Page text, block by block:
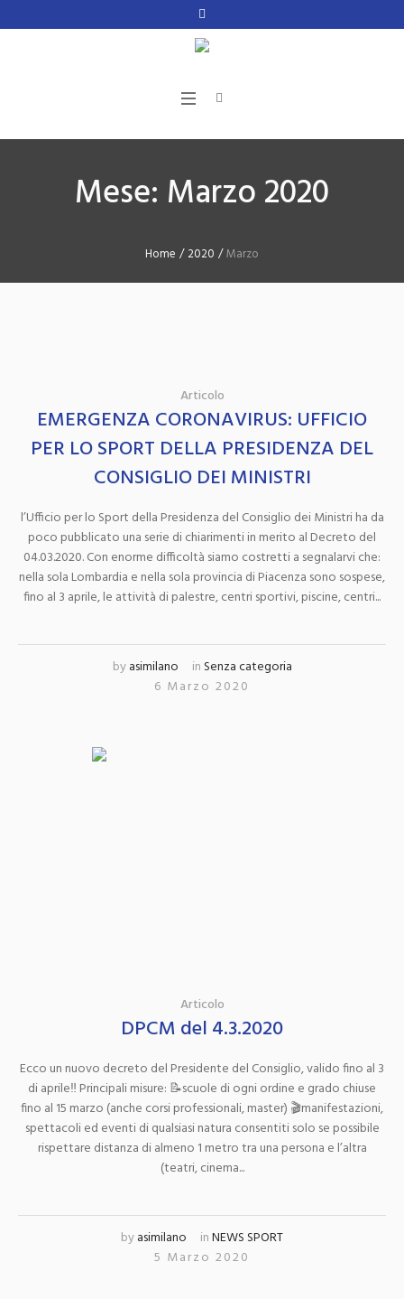
Mese: Marzo 2020
Home /2020 /Marzo
Articolo
EMERGENZA CORONAVIRUS: UFFICIO
PER LO SPORT DELLA PRESIDENZA DEL
CONSIGLIO DEI MINISTRI
l’Ufficio per lo Sport della Presidenza del Consiglio dei Ministri ha da
poco pubblicato una serie di chiarimenti in merito al Decreto del
04.03.2020. Con enorme difficoltà siamo costretti a segnalarvi che:
nella sola Lombardia e nella sola provincia di Piacenza sono sospese,
fino al 3 aprile, le attività di palestre, centri sportivi, piscine, centri...
byasimilano in Senza categoria
6 Marzo 2020
Articolo
DPCM del 4.3.2020
Ecco un nuovo decreto del Presidente del Consiglio, valido fino al 3
di aprile‼️ Principali misure: 📝scuole di ogni ordine e grado chiuse
fino al 15 marzo (anche corsi professionali, master) 🎬manifestazioni,
spettacoli ed eventi di qualsiasi natura consentiti solo se possibile
rispettare distanza di almeno 1 metro tra una persona e l’altra
(teatri, cinema...
byasimilano inNEWS SPORT
5 Marzo 2020